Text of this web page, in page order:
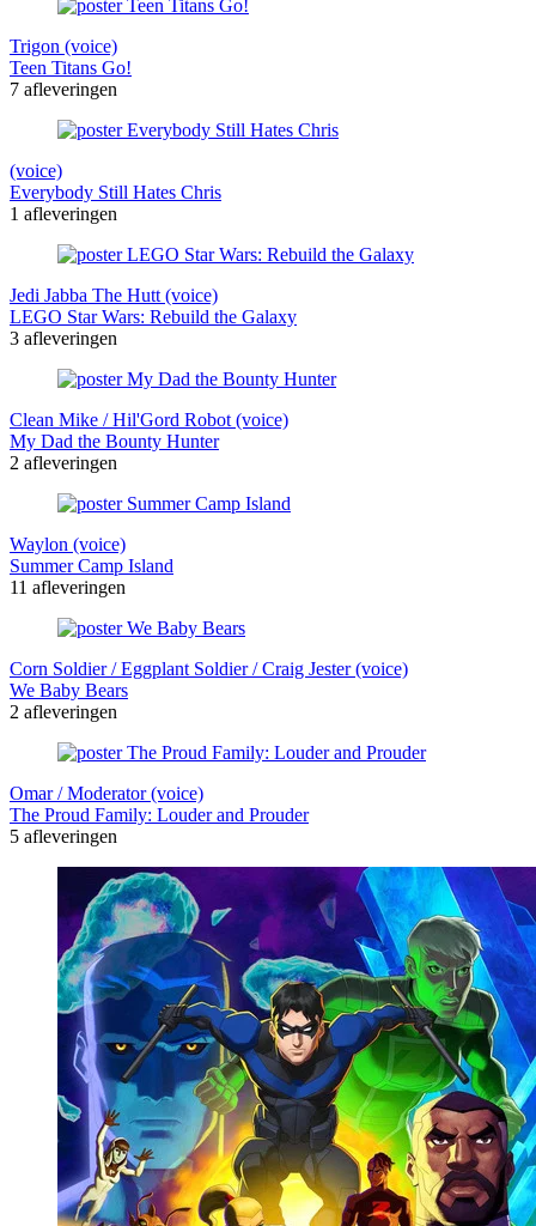
Trigon (voice)
Teen Titans Go!
7 afleveringen
(voice)
Everybody Still Hates Chris
1 afleveringen
Jedi Jabba The Hutt (voice)
LEGO Star Wars: Rebuild the Galaxy
3 afleveringen
Clean Mike / Hil'Gord Robot (voice)
My Dad the Bounty Hunter
2 afleveringen
Waylon (voice)
Summer Camp Island
11 afleveringen
Corn Soldier / Eggplant Soldier / Craig Jester (voice)
We Baby Bears
2 afleveringen
Omar / Moderator (voice)
The Proud Family: Louder and Prouder
5 afleveringen